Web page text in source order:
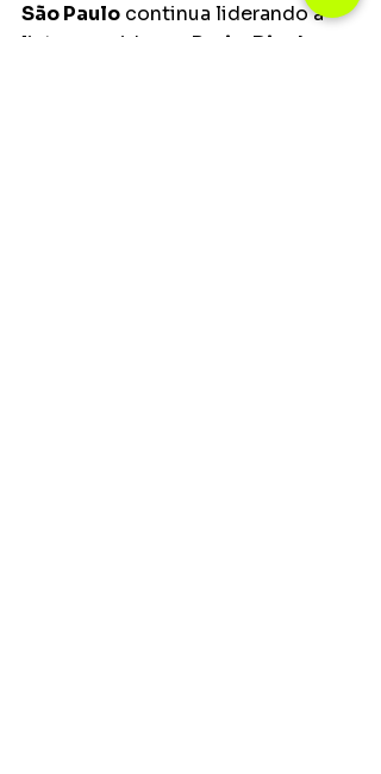
São Paulo continua liderando a
lista, seguida por Paris
Rio de